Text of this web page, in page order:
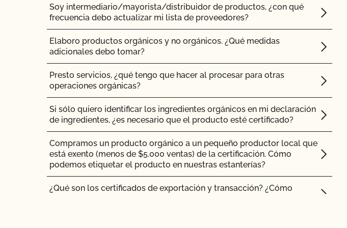
¿Cómo interpreto el resultado de la revisión posterior a la
inspección?
¿Cómo puedo saber si el certificado orgánico que me ha enviado mi
proveedor es válido?
¿Cómo me conecto a MyCCOF? ¿Cómo puedo obtener ayuda con los
problemas de inicio de sesión?
¿Cómo envío una solicitud para actualizar mi perfil (añadir superficie,
añadir producto, actualizaciones de OSP, etc.)?
¿Cómo actualizo mis datos o contactos?
¿Cómo actualizo mi Plan de Sistema Orgánico (PSO)?
¿Pueden pastar animales no orgánicos en tierras orgánicas?
¿Pueden los animales no orgánicos llegar a ser orgánicos?
¿Se puede dar pienso suplementario?
¿Es necesario que los complementos y aditivos para piensos tengan
¿Tienen que ser orgánicos mis trasplantes?
¿Certifica el CCOF los productos de cáñamo?
¿Ofrece el CCOF la Certificación de Transición?
Soy intermediario/mayorista/distribuidor de productos, ¿con qué
frecuencia debo actualizar mi lista de proveedores?
Elaboro productos orgánicos y no orgánicos. ¿Qué medidas
adicionales debo tomar?
Presto servicios, ¿qué tengo que hacer al procesar para otras
operaciones orgánicas?
Si sólo quiero identificar los ingredientes orgánicos en mi declaración
de ingredientes, ¿es necesario que el producto esté certificado?
Compramos un producto orgánico a un pequeño productor local que
está exento (menos de $5.000 ventas) de la certificación. Cómo
podemos etiquetar el producto en nuestras estanterías?
¿Qué son los certificados de exportación y transacción? ¿Cómo